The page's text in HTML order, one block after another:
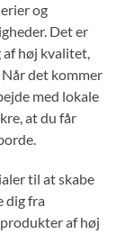
og
Det er
af høj kvalitet,
det kommer
med lokale
at du får
til at skabe
dig fra
af høj